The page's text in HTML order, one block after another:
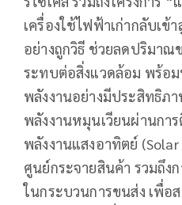
เครื่องใช้ไฟฟ้าเก่ากลับเข้
อย่างถูกวิธี ช่วยลดปริมาณ
ระทบต่อสิ่งแวดล้อม พร้อ
พลังงานอย่างมีประสิทธิภ
พลังงานหมุนเวียนผ่านกา
พลังงานแสงอาทิตย์
ศูนย์กระจายสินค้า รวมถึง
ในกระบวนการขนส่ง เพื่